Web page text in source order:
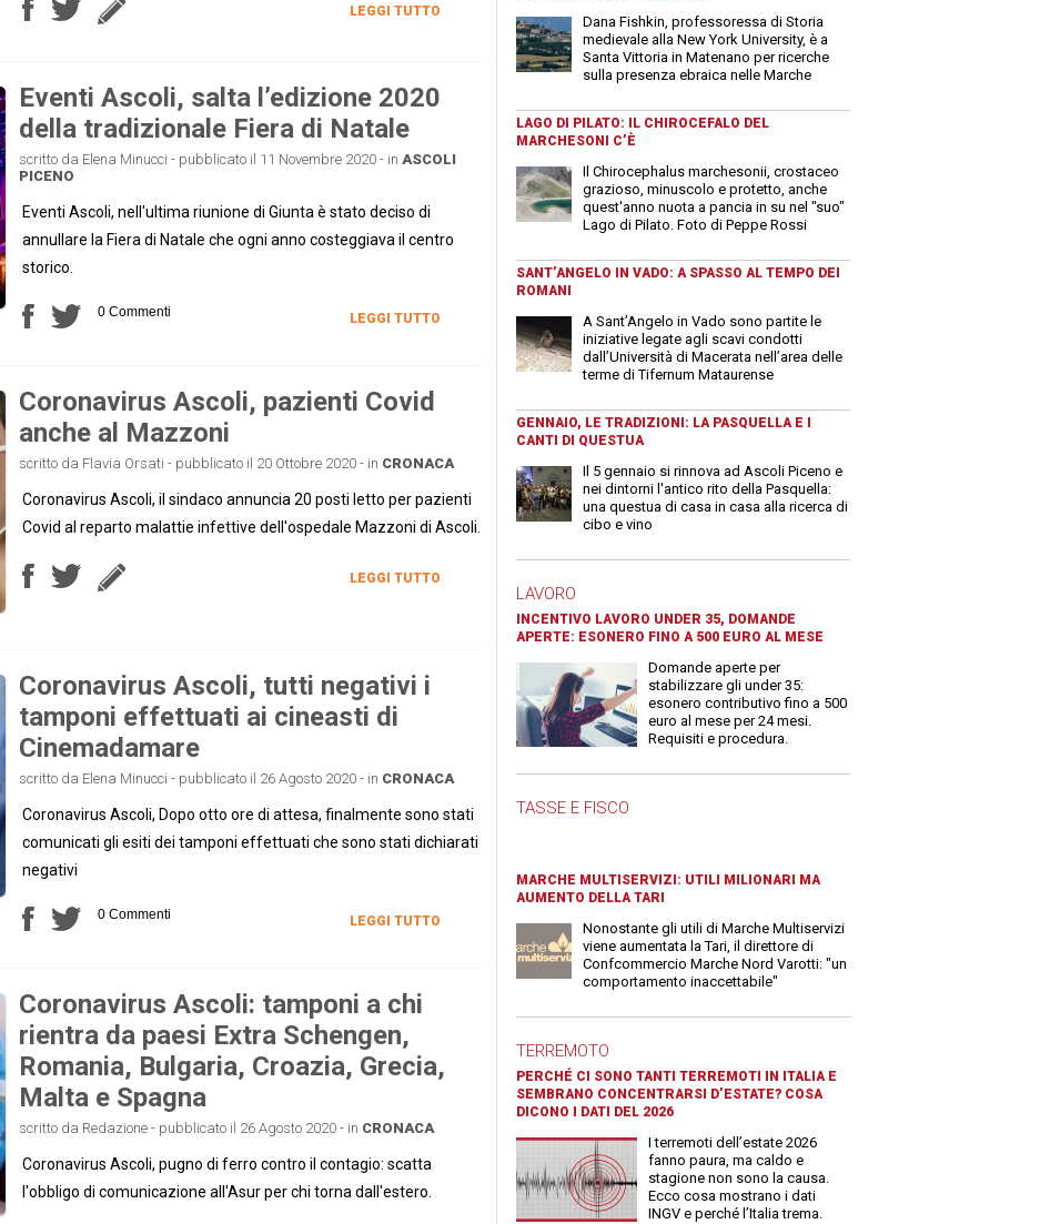
LEGGI TUTTO
Eventi Ascoli, salta l’edizione 2020
della tradizionale Fiera di Natale
scritto da Elena Minucci - pubblicato il 11 Novembre 2020 - in ASCOLI
PICENO
Eventi Ascoli, nell'ultima riunione di Giunta è stato deciso di
annullare la Fiera di Natale che ogni anno costeggiava il centro
storico.
0 Commenti LEGGI TUTTO
Coronavirus Ascoli, pazienti Covid
anche al Mazzoni
scritto da Flavia Orsati - pubblicato il 20 Ottobre 2020 - in CRONACA
Coronavirus Ascoli, il sindaco annuncia 20 posti letto per pazienti
Covid al reparto malattie infettive dell'ospedale Mazzoni di Ascoli.
LEGGI TUTTO
Coronavirus Ascoli, tutti negativi i
tamponi effettuati ai cineasti di
Cinemadamare
scritto da Elena Minucci - pubblicato il 26 Agosto 2020 - in CRONACA
Coronavirus Ascoli, Dopo otto ore di attesa, finalmente sono stati
comunicati gli esiti dei tamponi effettuati che sono stati dichiarati
negativi
0 Commenti LEGGI TUTTO
Coronavirus Ascoli: tamponi a chi
rientra da paesi Extra Schengen,
Romania, Bulgaria, Croazia, Grecia,
Malta e Spagna
scritto da Redazione - pubblicato il 26 Agosto 2020 - in CRONACA
Coronavirus Ascoli, pugno di ferro contro il contagio: scatta
l'obbligo di comunicazione all'Asur per chi torna dall'estero.
Dana Fishkin, professoressa di Storia
medievale alla New York University, è a
Santa Vittoria in Matenano per ricerche
sulla presenza ebraica nelle Marche
LAGO DI PILATO: IL CHIROCEFALO DEL
MARCHESONI C’È
Il Chirocephalus marchesonii, crostaceo
grazioso, minuscolo e protetto, anche
quest'anno nuota a pancia in su nel "suo"
Lago di Pilato. Foto di Peppe Rossi
SANT’ANGELO IN VADO: A SPASSO AL TEMPO DEI
ROMANI
A Sant’Angelo in Vado sono partite le
iniziative legate agli scavi condotti
dall’Università di Macerata nell’area delle
terme di Tifernum Mataurense
GENNAIO, LE TRADIZIONI: LA PASQUELLA E I
CANTI DI QUESTUA
Il 5 gennaio si rinnova ad Ascoli Piceno e
nei dintorni l'antico rito della Pasquella:
una questua di casa in casa alla ricerca di
cibo e vino
LAVORO
INCENTIVO LAVORO UNDER 35, DOMANDE
APERTE: ESONERO FINO A 500 EURO AL MESE
Domande aperte per
stabilizzare gli under 35:
esonero contributivo fino a 500
euro al mese per 24 mesi.
Requisiti e procedura.
TASSE E FISCO
MARCHE MULTISERVIZI: UTILI MILIONARI MA
AUMENTO DELLA TARI
Nonostante gli utili di Marche Multiservizi
viene aumentata la Tari, il direttore di
Confcommercio Marche Nord Varotti: "un
comportamento inaccettabile"
TERREMOTO
PERCHÉ CI SONO TANTI TERREMOTI IN ITALIA E
SEMBRANO CONCENTRARSI D’ESTATE? COSA
DICONO I DATI DEL 2026
I terremoti dell’estate 2026
fanno paura, ma caldo e
stagione non sono la causa.
Ecco cosa mostrano i dati
INGV e perché l’Italia trema.